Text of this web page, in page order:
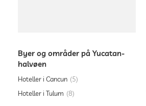
Byer og områder på Yucatan-
halvøen
Hoteller i Cancun
5
Hoteller i Tulum
8